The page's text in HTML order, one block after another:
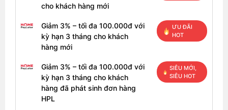
cho khách hàng mới
Giảm 3% – tối đa 100.000đ với
kỳ hạn 3 tháng cho khách
hàng mới
ƯU ĐÃI
HOT
Giảm 3% – tối đa 100.000đ với
kỳ hạn 3 tháng cho khách
hàng đã phát sinh đơn hàng
HPL
SIÊU MỚI,
SIÊU HOT